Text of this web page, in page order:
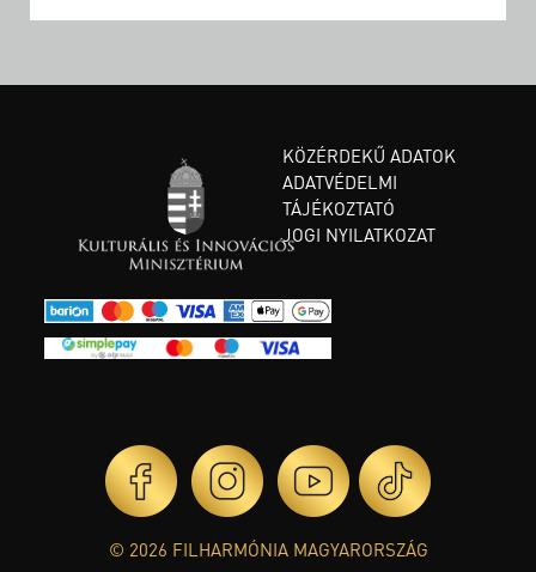
KÖZÉRDEKŰ ADATOK
ADATVÉDELMI
TÁJÉKOZTATÓ
JOGI NYILATKOZAT
© 2026 FILHARMÓNIA MAGYARORSZÁG